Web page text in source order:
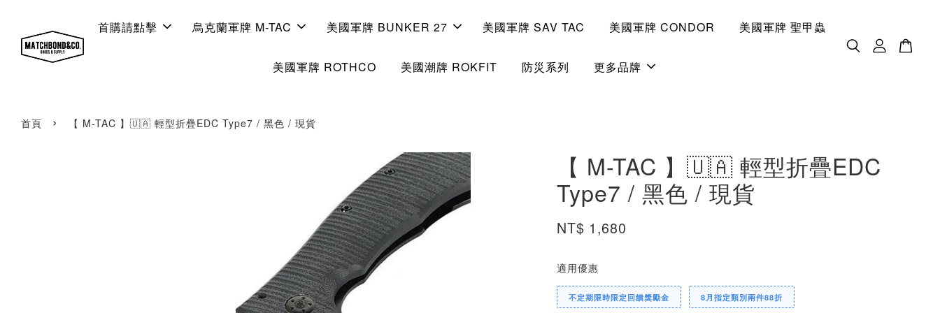
首購請點擊 烏克蘭軍牌 M-TAC 美國軍牌 BUNKER 27 美國軍牌 SAV TAC 美國軍牌 CONDOR 美國軍牌 聖甲蟲
美國軍牌 ROTHCO 美國潮牌 ROKFIT 防災系列 更多品牌
首頁 › 【 M-TAC 】🇺🇦 輕型折疊EDC Type7 / 黑色 / 現貨
【 M-TAC 】🇺🇦 輕型折疊EDC
Type7 / 黑色 / 現貨
NT$ 1,680
適用優惠
不定期限時限定回饋獎勵金 8月指定類別兩件88折